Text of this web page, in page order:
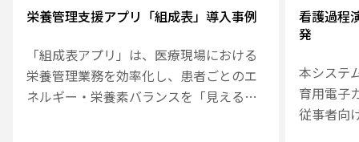
栄養管理支援アプリ「組成表」導入事例
「組成表アプリ」は、医療現場における
栄養管理業務を効率化し、患者ごとのエ
ネルギー・栄養素バランスを「見える
看護過程
発
本システ
育用電子
従事者向